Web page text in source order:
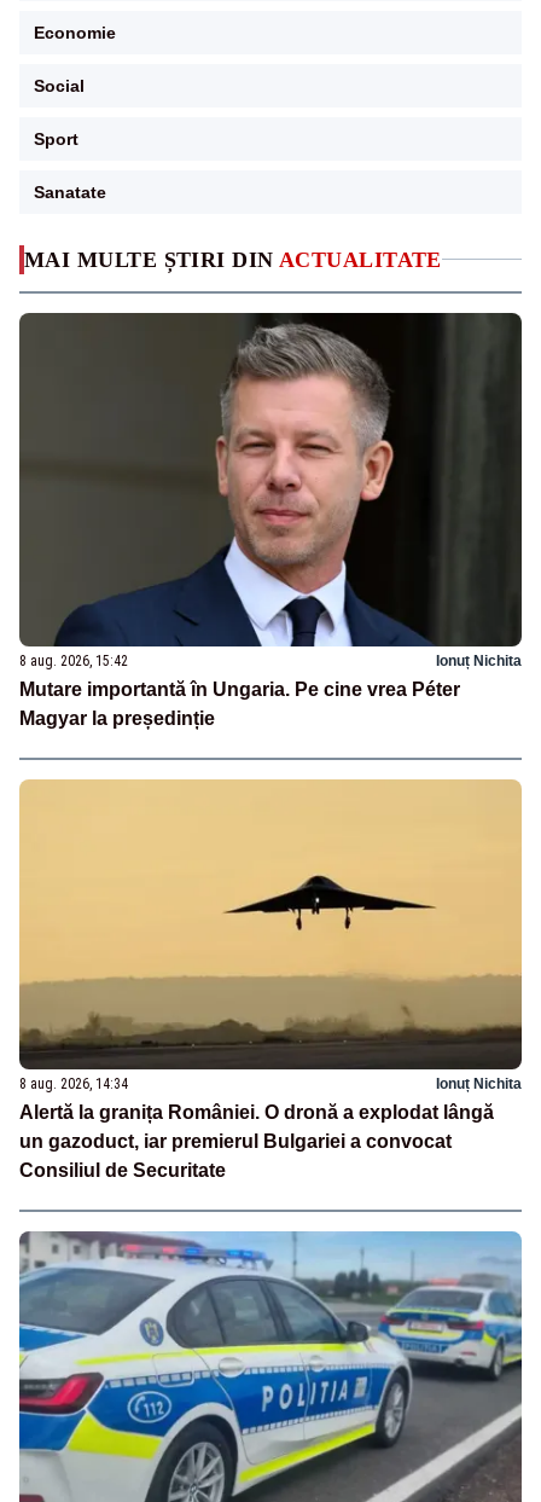
MAI MULTE ȘTIRI DIN ACTUALITATE
8 aug. 2026, 15:42 Ionuț Nichita
Mutare importantă în Ungaria. Pe cine vrea Péter
Magyar la președinție
8 aug. 2026, 14:34 Ionuț Nichita
Alertă la granița României. O dronă a explodat lângă
un gazoduct, iar premierul Bulgariei a convocat
Consiliul de Securitate
Economie
Social
Sport
Sanatate